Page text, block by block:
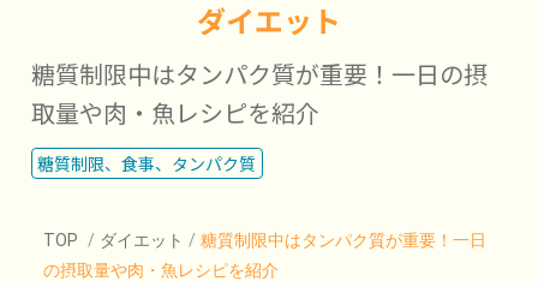
ダイエット
糖質制限中はタンパク質が重要！一日の摂
取量や肉・魚レシピを紹介
糖質制限、食事、タンパク質
TOP / ダイエット / 糖質制限中はタンパク質が重要！一日
の摂取量や肉・魚レシピを紹介